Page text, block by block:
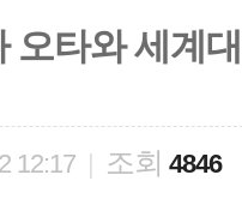
오타와 세계
12:17 | 조회 4846